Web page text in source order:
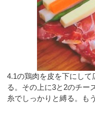
4.1の鶏肉を皮を下にし
る。その上に3と2のチー
糸でしっかりと縛る。も